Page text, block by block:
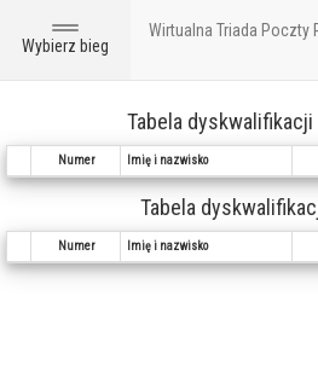
Toggle
navigation
Wybierz bieg
Wirtualna Triada Poczty
Tabela
Numer Imię i nazwisko
Tabela
Numer Imię i nazwisko